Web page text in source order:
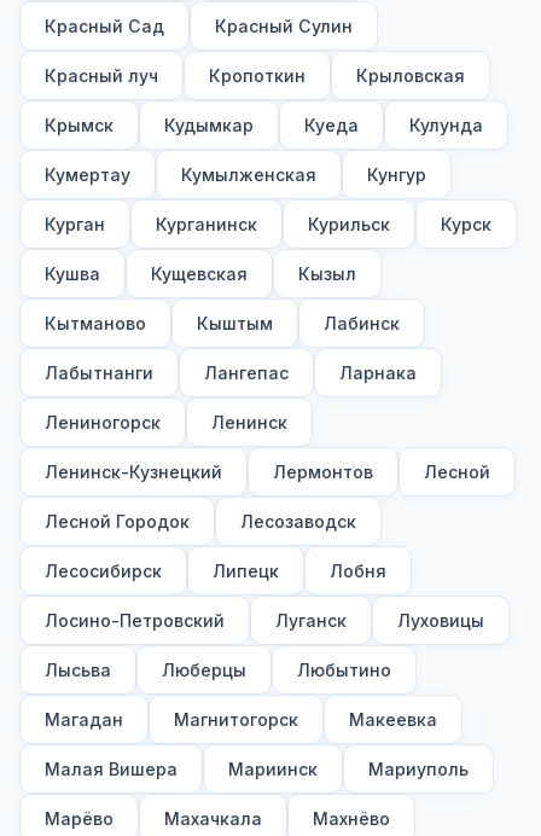
Красный Сад Красный Сулин
Красный луч Кропоткин Крыловская
Крымск Кудымкар Куеда Кулунда
Кумертау Кумылженская Кунгур
Курган Курганинск Курильск Курск
Кушва Кущевская Кызыл
Кытманово Кыштым Лабинск
Лабытнанги Лангепас Ларнака
Лениногорск Ленинск
Ленинск-Кузнецкий Лермонтов Лесной
Лесной Городок Лесозаводск
Лесосибирск Липецк Лобня
Лосино-Петровский Луганск Луховицы
Лысьва Люберцы Любытино
Магадан Магнитогорск Макеевка
Малая Вишера Мариинск Мариуполь
Марёво Махачкала Махнёво